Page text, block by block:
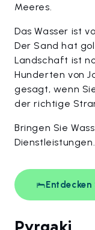
Meeres.
Das Wasser ist
Der Sand hat
Landschaft ist
Hunderten von
gesagt, wenn
der richtige
Bringen Sie